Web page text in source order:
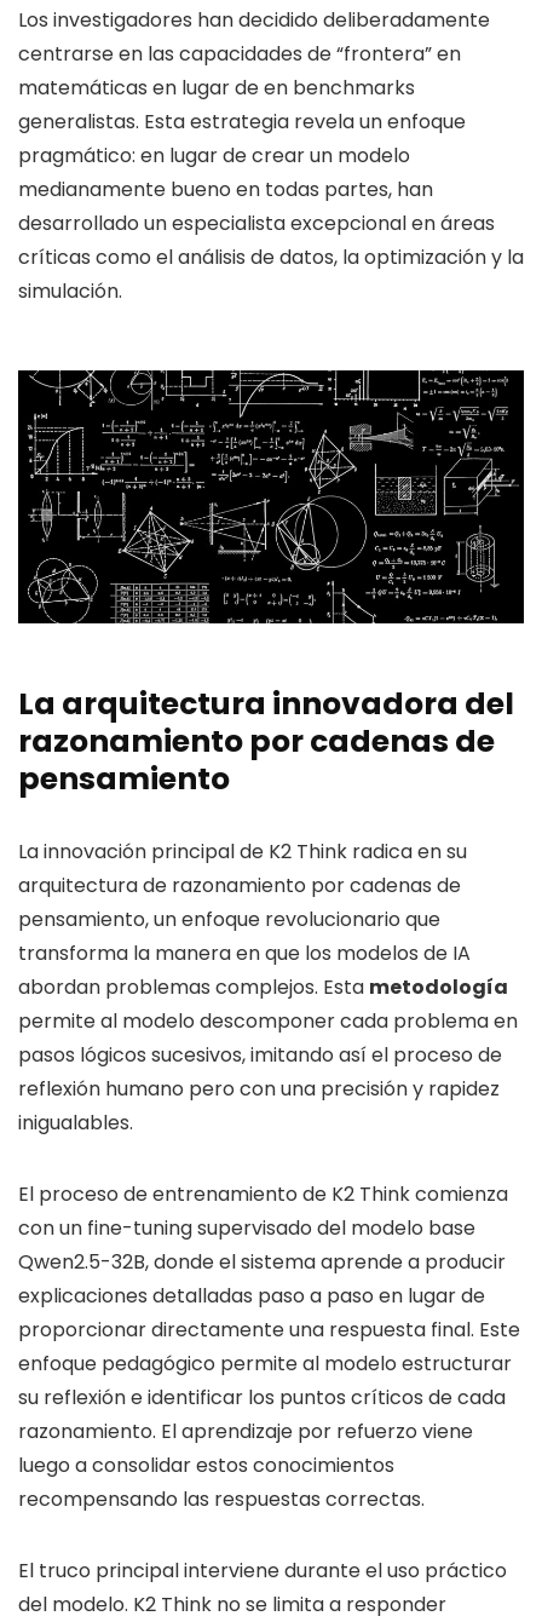
Los investigadores han decidido deliberadamente
centrarse en las capacidades de “frontera” en
matemáticas en lugar de en benchmarks
generalistas. Esta estrategia revela un enfoque
pragmático: en lugar de crear un modelo
medianamente bueno en todas partes, han
desarrollado un especialista excepcional en áreas
críticas como el análisis de datos, la optimización y la
simulación.
La arquitectura innovadora del
razonamiento por cadenas de
pensamiento
La innovación principal de K2 Think radica en su
arquitectura de razonamiento por cadenas de
pensamiento, un enfoque revolucionario que
transforma la manera en que los modelos de IA
abordan problemas complejos. Esta metodología
permite al modelo descomponer cada problema en
pasos lógicos sucesivos, imitando así el proceso de
reflexión humano pero con una precisión y rapidez
inigualables.
El proceso de entrenamiento de K2 Think comienza
con un fine-tuning supervisado del modelo base
Qwen2.5-32B, donde el sistema aprende a producir
explicaciones detalladas paso a paso en lugar de
proporcionar directamente una respuesta final. Este
enfoque pedagógico permite al modelo estructurar
su reflexión e identificar los puntos críticos de cada
razonamiento. El aprendizaje por refuerzo viene
luego a consolidar estos conocimientos
recompensando las respuestas correctas.
El truco principal interviene durante el uso práctico
del modelo. K2 Think no se limita a responder